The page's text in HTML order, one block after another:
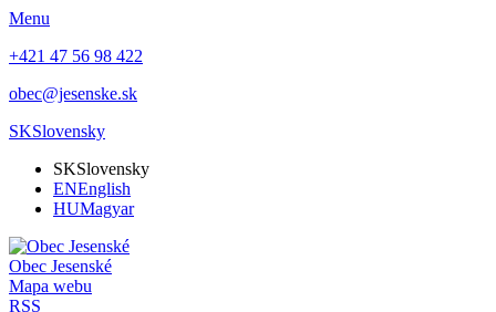
Menu
+421 47 56 98 422
obec@jesenske.sk
SKSlovensky
SKSlovensky
ENEnglish
HUMagyar
Obec Jesenské
Mapa webu
RSS